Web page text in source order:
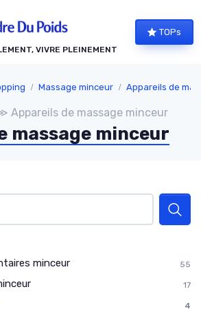
VIVRE PLEINEMENT
TOPs
Massage minceur Appareils de
Appareils de massage minceur
massage minceur
minceur 55
17
4
cookies